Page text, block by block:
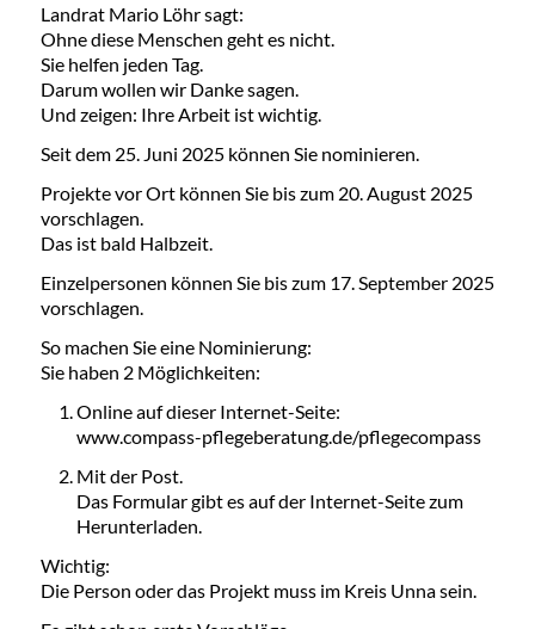
Landrat Mario Löhr sagt:
Ohne diese Menschen geht es nicht.
Sie helfen jeden Tag.
Darum wollen wir Danke sagen.
Und zeigen: Ihre Arbeit ist wichtig.
Seit dem 25. Juni 2025 können Sie nominieren.
Projekte vor Ort können Sie bis zum 20. August 2025
vorschlagen.
Das ist bald Halbzeit.
Einzelpersonen können Sie bis zum 17. September 2025
vorschlagen.
So machen Sie eine Nominierung:
Sie haben 2 Möglichkeiten:
Online auf dieser Internet-Seite:
www.compass-pflegeberatung.de/pflegecompass
Mit der Post.
Das Formular gibt es auf der Internet-Seite zum
Herunterladen.
Wichtig:
Die Person oder das Projekt muss im Kreis Unna sein.